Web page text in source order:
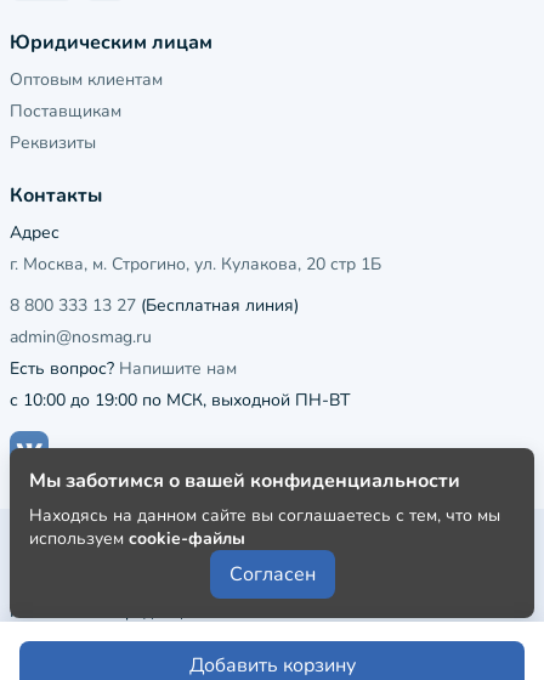
Добавить корзину
Юридическим лицам
Оптовым клиентам
Поставщикам
Реквизиты
Контакты
Адрес
г. Москва, м. Строгино, ул. Кулакова, 20 стр 1Б
8 800 333 13 27 (Бесплатная линия)
admin@nosmag.ru
Есть вопрос? Напишите нам
с 10:00 до 19:00 по МСК, выходной ПН-ВТ
Публичная оферта
Пользовательское соглашение
Политика конфиденциальности
Мы заботимся о вашей конфиденциальности
Находясь на данном сайте вы соглашаетесь с тем, что мы
используем cookie-файлы
Согласен